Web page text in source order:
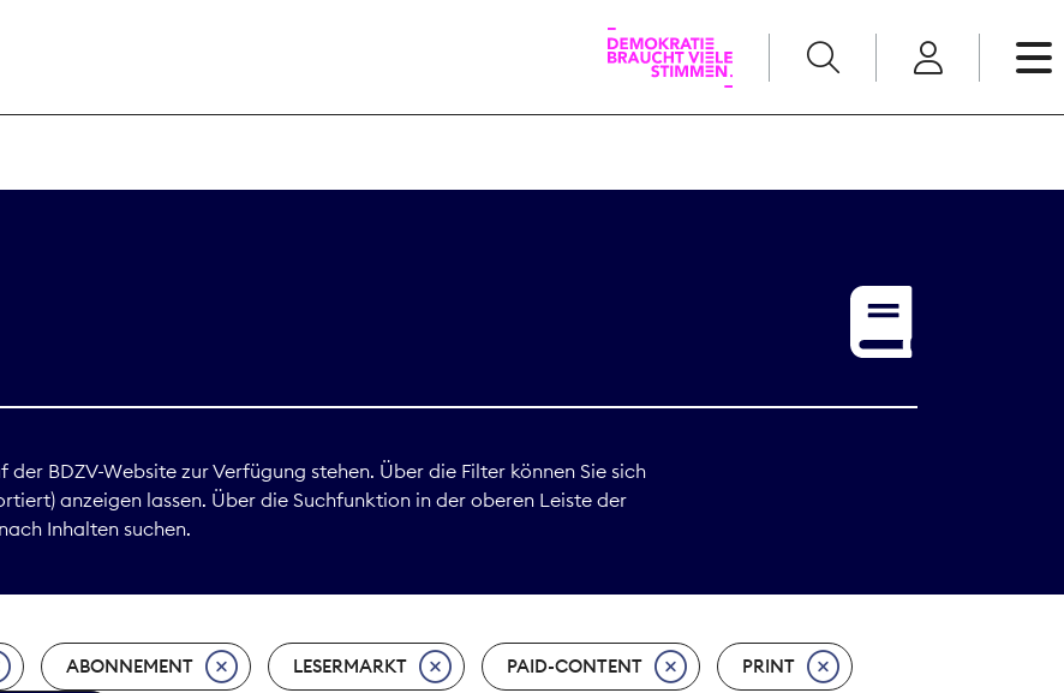
Print
BDZV-Website zur Verfügung stehen. Über die Filter können Sie sich
anzeigen lassen. Über die Suchfunktion in der oberen Leiste der
Inhalten suchen.
ABONNEMENT LESERMARKT PAID-CONTENT PRINT